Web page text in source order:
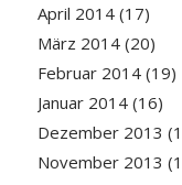
April 2014(17)
März 2014(20)
Februar 2014(19)
Januar 2014(16)
Dezember 2013
November 2013